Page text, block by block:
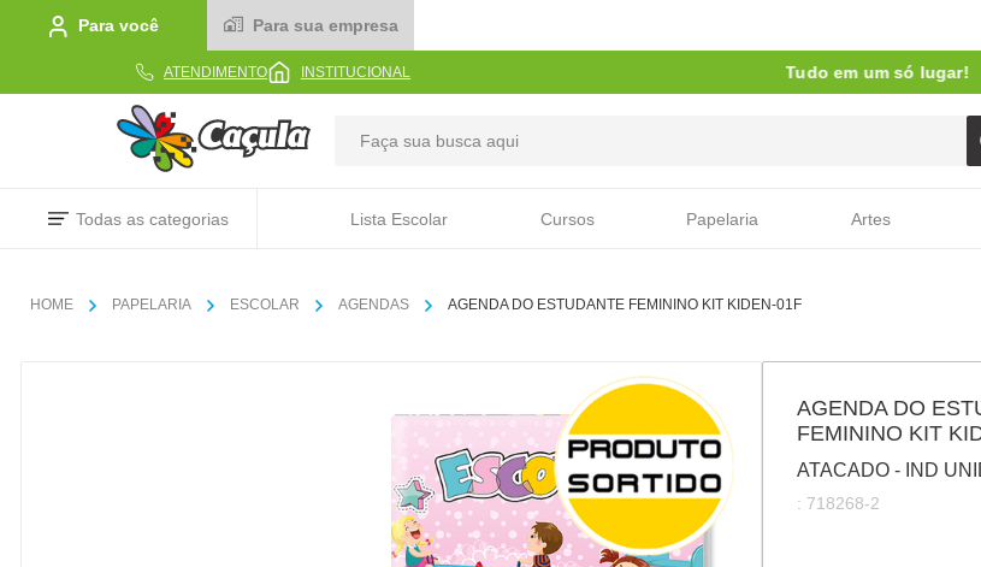
Para você Para sua empresa
ATENDIMENTO INSTITUCIONAL Tudo em um só lugar!
Todas as categorias Lista Escolar Cursos Papelaria Artes
PAPELARIA ESCOLAR AGENDAS AGENDA DO ESTUDANTE FEMININO KIT KIDEN-01F
AGENDA DO
FEMININO KIT
ATACADO - IND
: 718268-2
TERMOS MAIS BUSCADOS